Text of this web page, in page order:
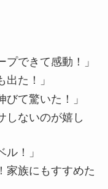
プできて感動！」
出た！」
びて驚いた！」
しないのが嬉し
ル！」
家族にもすすめた